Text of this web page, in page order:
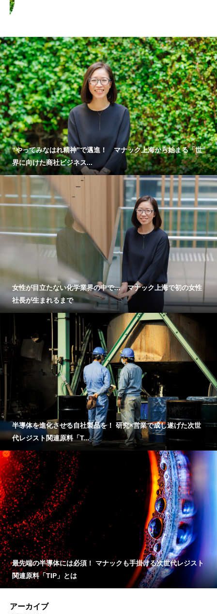
“やってみなはれ精神”で邁進！ マナック上海から始まる「世
界に向けた商社ビジネス...
女性が目立たない化学業界の中で… マナック上海で初の女性
社長が生まれるまで
半導体を進化させる自社製品を！ 研究×営業で成し遂げた次世
代レジスト関連原料「T...
最先端の半導体には必須！ マナックも手掛ける次世代レジスト
関連原料「TIP」とは
アーカイブ